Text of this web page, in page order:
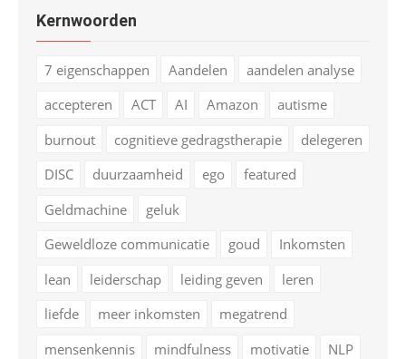
Kernwoorden
7 eigenschappen Aandelen
aandelen analyse
accepteren
ACT AI Amazon
autisme
burnout
cognitieve gedragstherapie
delegeren
DISC
duurzaamheid ego
featured
Geldmachine
geluk
Geweldloze communicatie
goud
Inkomsten
lean
leiderschap leiding geven
leren
liefde
meer inkomsten
megatrend
mensenkennis
mindfulness motivatie
NLP